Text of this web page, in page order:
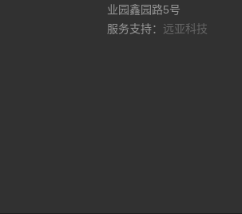
业园鑫园路5号
服务支持： 远亚科技